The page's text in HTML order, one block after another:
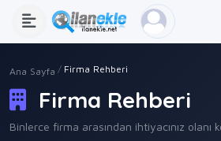
Ana Sayfa Firma Rehberi
Firma Rehberi
Binlerce firma arasından ihtiyacınız olanı